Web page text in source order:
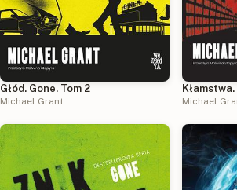
Głód. Gone. Tom 2
Michael Grant Michael